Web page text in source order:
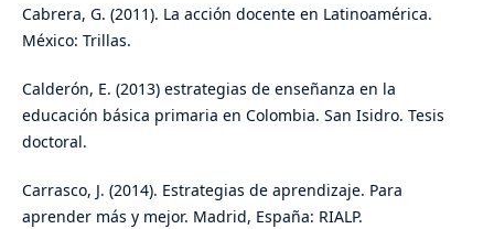
Cabrera, G. (2011). La acción docente en Latinoamérica.
México: Trillas.
Calderón, E. (2013) estrategias de enseñanza en la
educación básica primaria en Colombia. San Isidro. Tesis
doctoral.
Carrasco, J. (2014). Estrategias de aprendizaje. Para
aprender más y mejor. Madrid, España: RIALP.